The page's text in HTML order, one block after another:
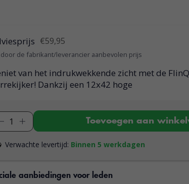
€59,95
door de fabrikant/leverancier aanbevolen prijs
van het indrukwekkende zicht met de
Dankzij een 12x42 hoge
Toevoegen aan
Verwachte levertijd: Binnen 5 werkdagen
aanbiedingen voor leden